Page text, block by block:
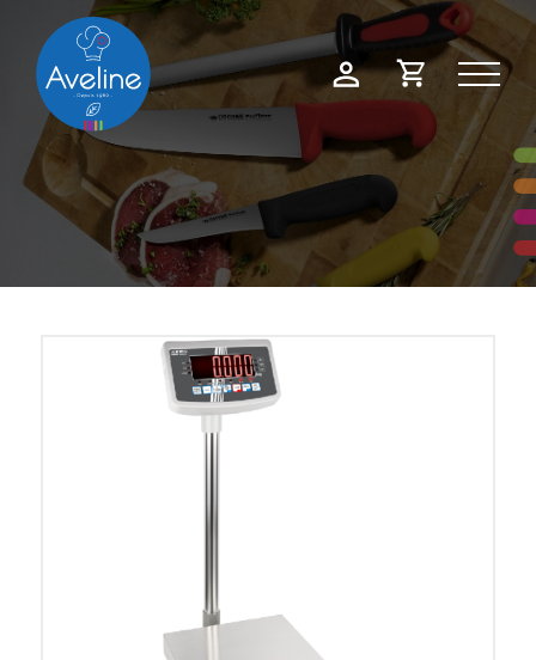
Mon
compte
Demande
devis
Panneau de gestion des cookies